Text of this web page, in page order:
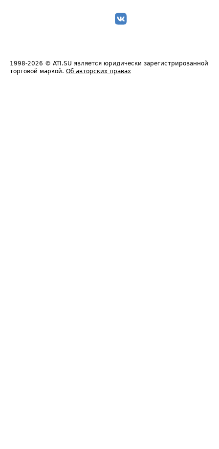
1998-2026 © ATI.SU является юридически зарегистрированной
торговой маркой. Об авторских правах